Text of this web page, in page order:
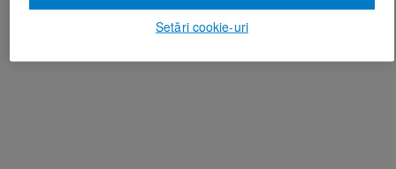
Setări cookie-uri